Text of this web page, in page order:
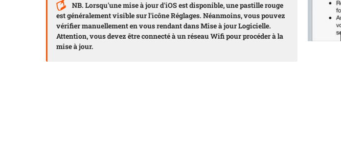
NB. Lorsqu'une mise à jour d'iOS est disponible, une pastille rouge
est généralement visible sur l'icône Réglages. Néanmoins, vous pouvez
vérifier manuellement en vous rendant dans Mise à jour Logicielle.
Attention, vous devez être connecté à un réseau Wifi pour procéder à la
mise à jour.